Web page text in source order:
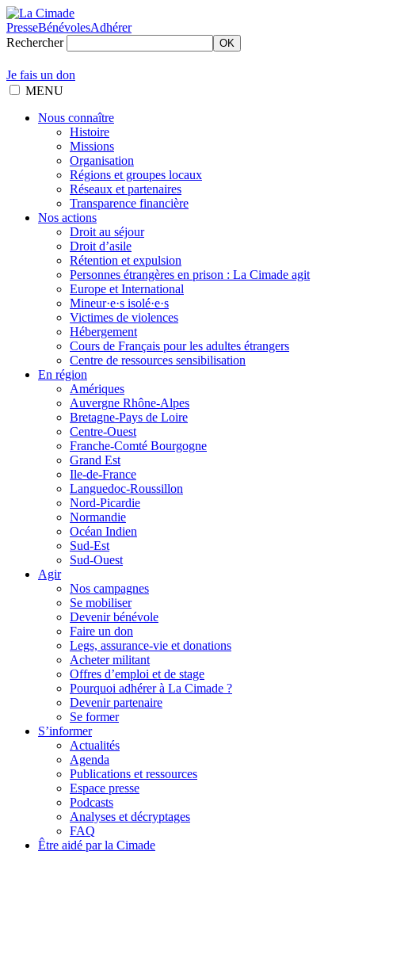
PresseBénévolesAdhérer
Rechercher
OK
Je fais un don
MENU
Nous connaître
Histoire
Missions
Organisation
Régions et groupes locaux
Réseaux et partenaires
Transparence financière
Nos actions
Droit au séjour
Droit d’asile
Rétention et expulsion
Personnes étrangères en prison : La Cimade agit
Europe et International
Mineur·e·s isolé·e·s
Victimes de violences
Hébergement
Cours de Français pour les adultes étrangers
Centre de ressources sensibilisation
En région
Amériques
Auvergne Rhône-Alpes
Bretagne-Pays de Loire
Centre-Ouest
Franche-Comté Bourgogne
Grand Est
Ile-de-France
Languedoc-Roussillon
Nord-Picardie
Normandie
Océan Indien
Sud-Est
Sud-Ouest
Agir
Nos campagnes
Se mobiliser
Devenir bénévole
Faire un don
Legs, assurance-vie et donations
Acheter militant
Offres d’emploi et de stage
Pourquoi adhérer à La Cimade ?
Devenir partenaire
Se former
S’informer
Actualités
Agenda
Publications et ressources
Espace presse
Podcasts
Analyses et décryptages
FAQ
Être aidé par la Cimade